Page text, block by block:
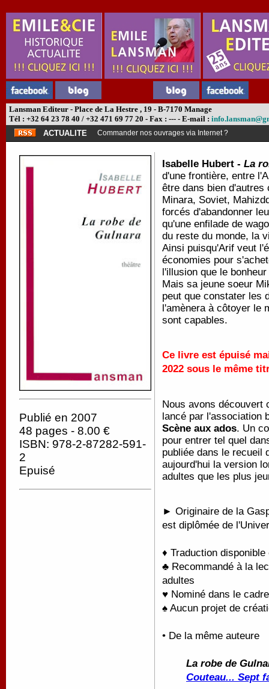
Lansman Editeur - Place de La Hestre , 19 - B-7170 Manage
Tél : +32 64 23 78 40 / +32 471 69 77 20 - Fax : --- - E-mail :
ACTUALITE
Commander nos ouvrages via Internet ?
Publié en 2007
48 pages - 8.00 €
ISBN: 978-2-87282-591-
2
Epuisé
Isabelle Hubert - La
d'une frontière, entre
être dans bien d'autres
Minara, Soviet,
forcés d'abandonner
qu'une enfilade de
du reste du monde, la
Ainsi puisqu'Arif veut
économies pour
l'illusion que le
Mais sa jeune soeur
peut que constater les
l'amènera à côtoyer le
sont capables.
Ce livre est épuisé
2022 sous le même
Nous avons découvert
lancé par l'association
Scène aux ados. Un
pour entrer tel quel
publiée dans le recueil
aujourd'hui la version
adultes que les plus
► Originaire de la
est diplômée de
♦ Traduction
♣ Recommandé à la
adultes
♥ Nominé dans le
♠ Aucun projet de
• De la même auteure
La robe de
Couteau... Sept